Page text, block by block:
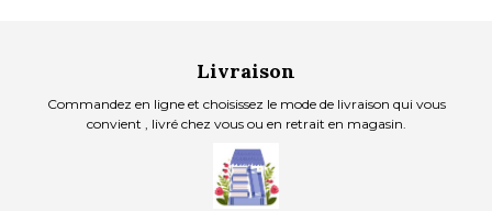
Livraison
Commandez en ligne et choisissez le mode de livraison qui vous
convient , livré chez vous ou en retrait en magasin.